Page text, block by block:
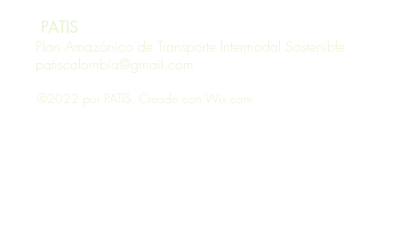
PATIS
patiscolombia@gmail.com
Plan Amazónico de Transporte Intermodal Sostenible
©2022 por PATIS. Creado con Wix.com